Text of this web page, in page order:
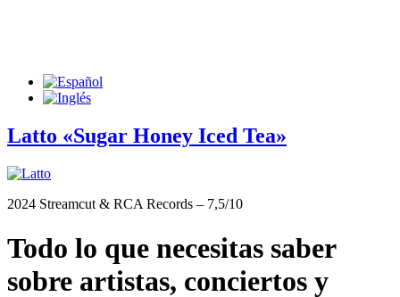
Latto «Sugar Honey Iced Tea»
2024 Streamcut & RCA Records – 7,5/10
Todo lo que necesitas saber
sobre artistas, conciertos y